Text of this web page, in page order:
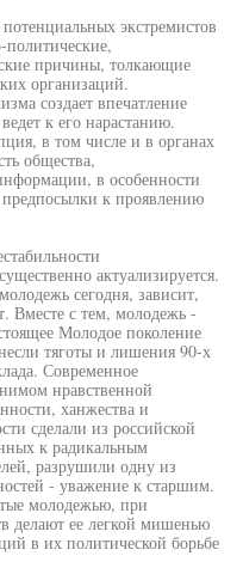
экстремистов
политические,
причины, толкающие
организаций.
создает впечатление
к его нарастанию.
в том числе и в органах
общества,
в особенности
к проявлению
актуализируется.
сегодня, зависит,
Вместе с тем, молодежь -
Молодое поколение
тяготы и лишения 90-х
Современное
нравственной
ханжества и
сделали из российской
к радикальным
разрушили одну из
- уважение к старшим.
молодежью, при
делают ее легкой мишенью
в их политической борьбе